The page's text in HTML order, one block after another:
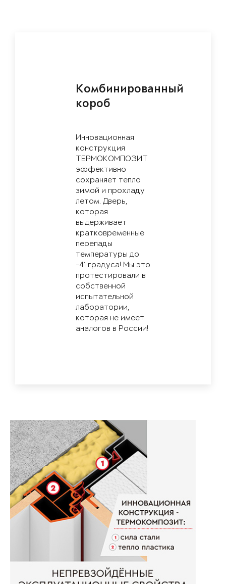
Комбинированный
короб
Инновационная
конструкция
ТЕРМОКОМПОЗИТ
эффективно
сохраняет тепло
зимой и прохладу
летом. Дверь,
которая
выдерживает
кратковременные
перепады
температуры до
-41 градуса! Мы это
протестировали в
собственной
испытательной
лаборатории,
которая не имеет
аналогов в России!